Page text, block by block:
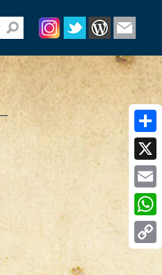
Share
X
Email